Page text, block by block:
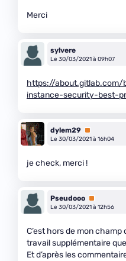
Merci
sylvere
Le 30/03/2021 à 09h07
https://
instance-security-best-
dylem29 Premium
Le 30/03/2021 à 16h04
je check, merci !
Pseudooo Premium
Le 30/03/2021 à 12h56
C’est hors de mon
travail supplémentaire
Et d’après les